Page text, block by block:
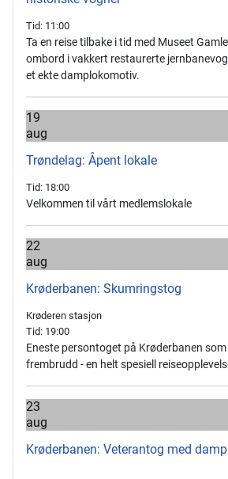
Tid: 11:00
Ta en reise tilbake i tid med Museet
ombord i vakkert restaurerte
et ekte damplokomotiv.
19
aug
Trøndelag: Åpent lokale
Tid: 18:00
Velkommen til vårt medlemslokale
22
aug
Krøderbanen: Skumringstog
Krøderen stasjon
Tid: 19:00
Eneste persontoget på Krøderbanen
frembrudd - en helt spesiell
23
aug
Krøderbanen: Veterantog med